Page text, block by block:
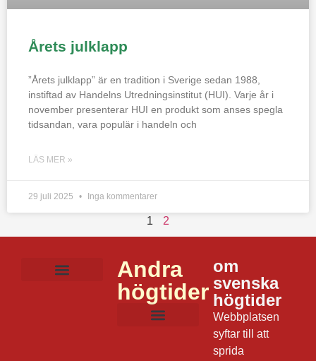
Årets julklapp
”Årets julklapp” är en tradition i Sverige sedan 1988,
instiftad av Handelns Utredningsinstitut (HUI). Varje år i
november presenterar HUI en produkt som anses spegla
tidsandan, vara populär i handeln och
LÄS MER »
29 juli 2025 Inga kommentarer
1 2
Andra
högtider
om
svenska
högtider
Webbplatsen
syftar till att
sprida